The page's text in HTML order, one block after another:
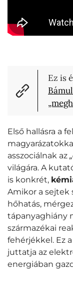
Ez is
Első hallásra a
asszociálnak az
világára. A
is konkrét,
Amikor a sejtek
hőhatás,
tápanyaghiány
származékai
fehérjékkel. Ez
juttatja az
energiában